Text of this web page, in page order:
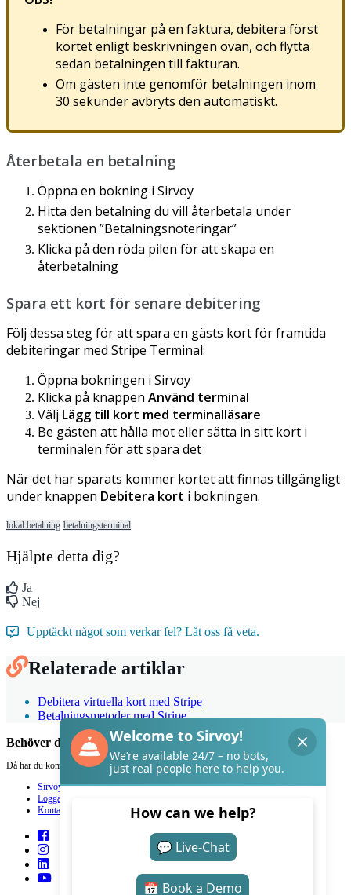
För betalningar på en faktura, debitera först
kortetenligt beskrivningen ovan, och flytta
sedan betalningen till fakturan.
Om gästen inte genomför betalningen inom
30 sekunderavbryts den automatiskt.
Återbetala en betalning
Öppna en bokning i Sirvoy
Hitta den betalningdu vill återbetala under
sektionen ”Betalningsnoteringar”
Klicka på den röda pilen förattskapa en
återbetalning
Spara ett kort för senare debitering
Följ dessa stegförattspara en gästs kortförframtida
debiteringar med Stripe Terminal:
Öppna bokningen i Sirvoy
Klicka på knappen Använd terminal
Välj Lägg till kort med terminalläsare
Be gästen att hålla motellersätta in sitt kort i
terminalen förattspara det
Närdet harsparats kommer kortetattfinnas tillgängligt
under knappen Debitera kort i bokningen.
lokal betalning betalningsterminal
Hjälpte detta dig?
Ja
Nej
Upptäckt något som verkar fel? Låt oss få veta.
Relaterade artiklar
Debitera virtuella kort med Stripe
Betalningsmetoder med Stripe
Behöver du hjälp med Sirvoy?
Då har du kommit rätt.
Sirvoy
Logga in
Kontakt